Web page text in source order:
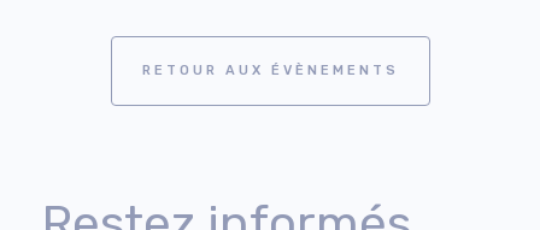
RETOUR AUX ÉVÈNEMENTS